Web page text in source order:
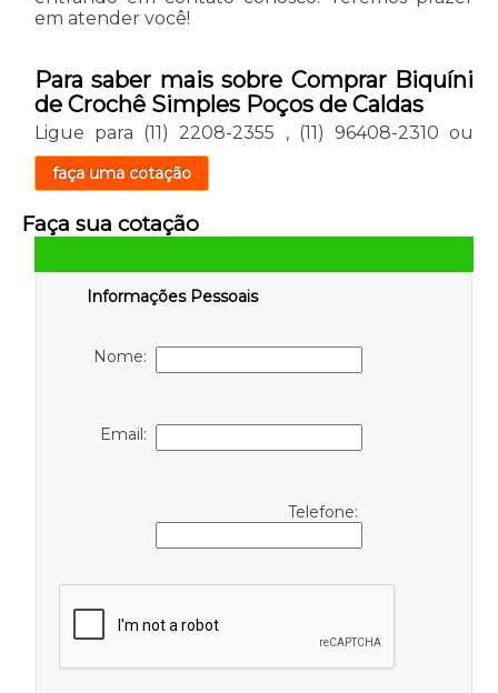
em atender você!
Para saber mais sobre Comprar Biquíni
de Crochê Simples Poços de Caldas
Ligue para (11) 2208-2355 , (11) 96408-2310 ou
faça uma cotação
Faça sua cotação
Informações Pessoais
Nome:
Email:
Telefone: